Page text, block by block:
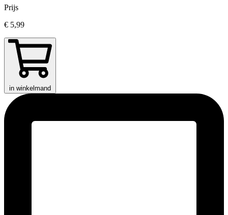
Prijs
€ 5,99
in winkelmand